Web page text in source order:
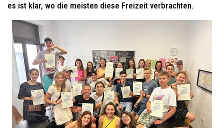
es ist klar, wo die meisten diese Freizeit verbrachten.